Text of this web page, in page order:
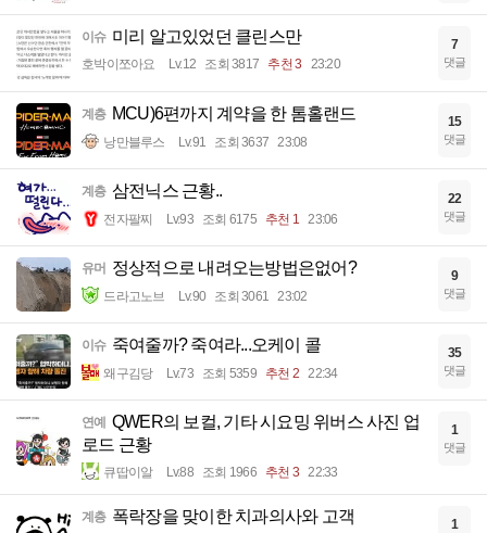
이슈 미리 알고있었던 클린스만
호박이쪼아요 Lv.12 조회 3817 추천 3 23:20
7
댓글
계층 MCU)6편까지 계약을 한 톰홀랜드
낭만블루스 Lv.91 조회 3637 23:08
15
댓글
계층 삼전닉스 근황..
전자팔찌 Lv.93 조회 6175 추천 1 23:06
22
댓글
유머 정상적으로 내려오는방법은없어?
드라고노브 Lv.90 조회 3061 23:02
9
댓글
이슈 죽여줄까? 죽여라...오케이 콜
왜구김당 Lv.73 조회 5359 추천 2 22:34
35
댓글
연예 QWER의 보컬, 기타 시요밍 위버스 사진 업
로드 근황
큐땁이알 Lv.88 조회 1966 추천 3 22:33
1
댓글
계층 폭락장을 맞이한 치과의사와 고객 1